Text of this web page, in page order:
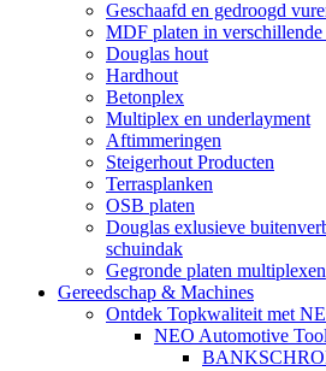
Geschaafd en gedroogd
MDF platen in
Douglas hout
Hardhout
Betonplex
Multiplex en underlayment
Aftimmeringen
Steigerhout Producten
Terrasplanken
OSB platen
Douglas exlusieve
schuindak
Gegronde platen multiplexen
Gereedschap & Machines
Ontdek Topkwaliteit met
NEO Automotive